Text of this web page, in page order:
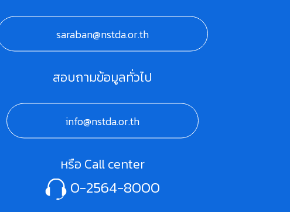
saraban@nstda.or.th
สอบถามข้อมูลทั่วไป
info@nstda.or.th
หรือ Call center
0-2564-8000